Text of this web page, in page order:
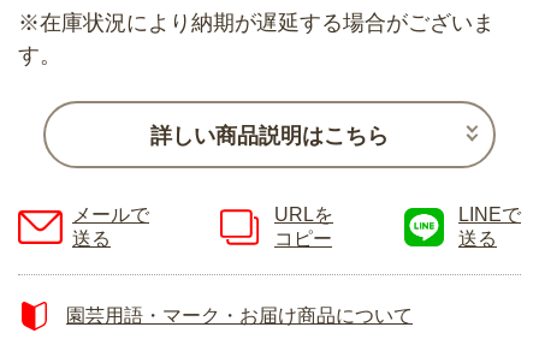
※在庫状況により納期が遅延する場合がございま
す。
詳しい商品説明はこちら
メールで
送る
URLを
コピー
LINEで
送る
園芸用語・マーク・お届け商品について